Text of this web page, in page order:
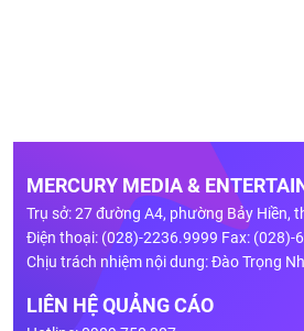
MERCURY MEDIA &
Trụ sở: 27 đường A4, phường Bảy Hiền,
Điện thoại: (028)-2236.9999 Fax: (028)-
Chịu trách nhiệm nội dung: Đào Trọng
LIÊN HỆ QUẢNG CÁO